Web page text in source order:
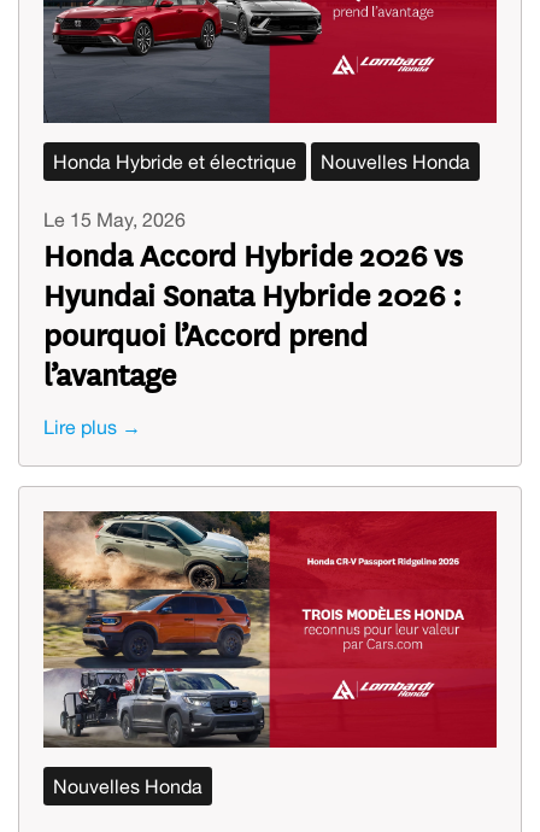
Honda Hybride et électrique Nouvelles Honda
Le 15 May, 2026
Honda Accord Hybride 2026 vs
Hyundai Sonata Hybride 2026 :
pourquoi l’Accord prend
l’avantage
Lire plus →
Nouvelles Honda